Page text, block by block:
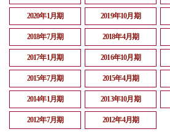
2020年1月期 2019年10月期
2018年7月期 2018年4月期
2017年1月期 2016年10月期
2015年7月期 2015年4月期
2014年1月期 2013年10月期
2012年7月期 2012年4月期